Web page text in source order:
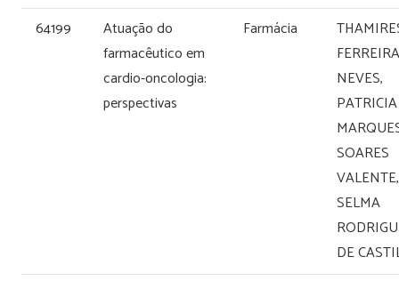
64199
Atuação do
farmacêutico em
cardio-oncologia:
perspectivas
Farmácia
FERREIRA
NEVES,
PATRICIA
SOARES
VALENTE,
SELMA
DE